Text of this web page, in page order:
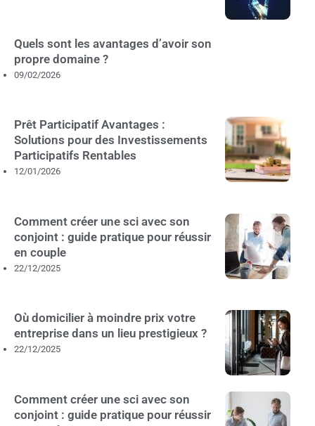
Quels sont les avantages d’avoir son
propre domaine ?
09/02/2026
Prêt Participatif Avantages :
Solutions pour des Investissements
Participatifs Rentables
12/01/2026
Comment créer une sci avec son
conjoint : guide pratique pour réussir
en couple
22/12/2025
Où domicilier à moindre prix votre
entreprise dans un lieu prestigieux ?
22/12/2025
Comment créer une sci avec son
conjoint : guide pratique pour réussir